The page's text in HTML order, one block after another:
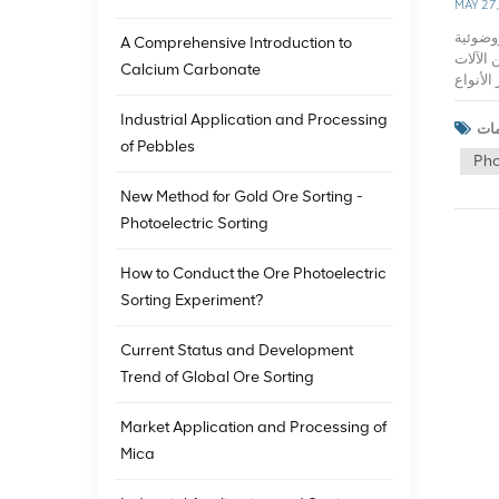
MAY
الفصل
A Comprehensive Introduction to
Calcium Carbonate
Industrial Application and Processing
of Pebbles
New Method for Gold Ore Sorting -
Photoelectric Sorting
How to Conduct the Ore Photoelectric
Sorting Experiment?
Current Status and Development
Trend of Global Ore Sorting
Market Application and Processing of
Mica